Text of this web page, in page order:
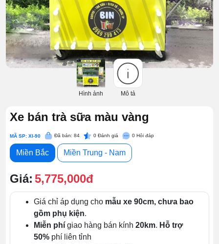
Hình ảnh Mô tả
Xe bán trà sữa màu vàng
MÃ SP: XI-90 Đã bán: 84 0 Đánh giá 0 Hỏi đáp
Miền Bắc Miền Trung - Nam
Giá: 5,775,000đ
Giá chỉ áp dụng cho mẫu xe 90cm, chưa bao
gồm phụ kiện.
Miễn phí giao hàng bán kính 20km. Hỗ trợ
50% phí liên tỉnh